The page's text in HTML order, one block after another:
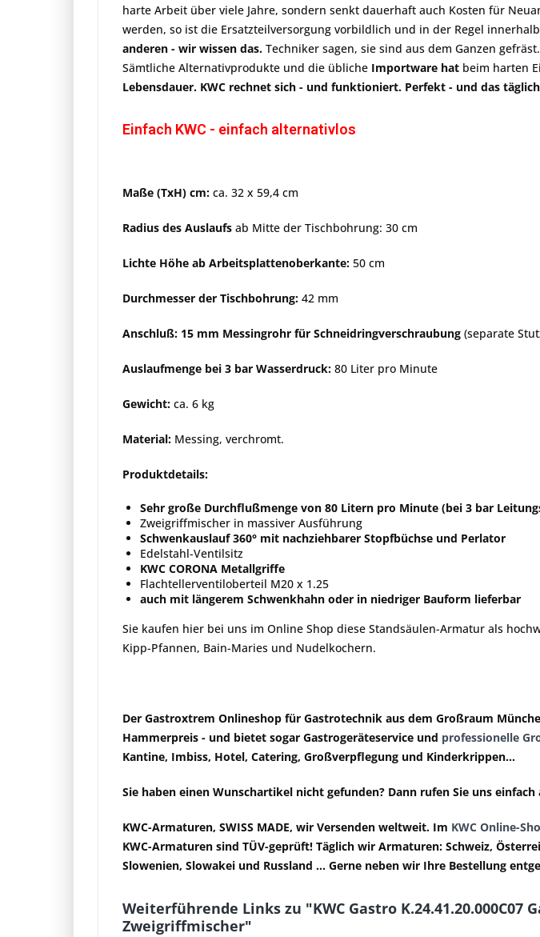
harte Arbeit über viele Jahre, sondern senkt dauerhaft auch Kosten für
werden, so ist die Ersatzteilversorgung vorbildlich und in der Regel
anderen - wir wissen das. Techniker sagen, sie sind aus dem Ganzen gefräst.
Sämtliche Alternativprodukte und die übliche Importware hat beim harten
Lebensdauer. KWC rechnet sich - und funktioniert. Perfekt - und das
Einfach KWC - einfach alternativlos
Maße (TxH) cm: ca. 32 x 59,4 cm
Radius des Auslaufs ab Mitte der Tischbohrung: 30 cm
Lichte Höhe ab Arbeitsplattenoberkante: 50 cm
Durchmesser der Tischbohrung: 42 mm
Anschluß: 15 mm Messingrohr für Schneidringverschraubung (separate
Auslaufmenge bei 3 bar Wasserdruck: 80 Liter pro Minute
Gewicht: ca. 6 kg
Material: Messing, verchromt.
Produktdetails:
Sehr große Durchflußmenge von 80 Litern pro Minute (bei 3 bar
Zweigriffmischer in massiver Ausführung
Schwenkauslauf 360° mit nachziehbarer Stopfbüchse und Perlator
Edelstahl-Ventilsitz
KWC CORONA Metallgriffe
Flachtellerventiloberteil M20 x 1.25
auch mit längerem Schwenkhahn oder in niedriger Bauform lieferbar
Sie kaufen hier bei uns im Online Shop diese Standsäulen-Armatur als
Kipp-Pfannen, Bain-Maries und Nudelkochern.
Der Gastroxtrem Onlineshop für Gastrotechnik aus dem Großraum
Hammerpreis - und bietet sogar Gastrogeräteservice und professionelle
Kantine, Imbiss, Hotel, Catering, Großverpflegung und Kinderkrippen...
Sie haben einen Wunschartikel nicht gefunden? Dann rufen Sie uns
KWC-Armaturen, SWISS MADE, wir Versenden weltweit. Im KWC Online-
KWC-Armaturen sind TÜV-geprüft! Täglich wir Armaturen: Schweiz,
Slowenien, Slowakei und Russland ... Gerne neben wir Ihre Bestellung
Weiterführende Links zu "KWC Gastro
Zweigriffmischer"